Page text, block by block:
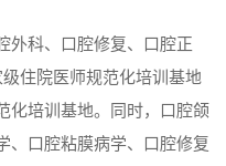
外科、口腔修复、口腔正
住院医师规范化培训基地
化培训基地。同时，口腔颌
、口腔粘膜病学、口腔修复